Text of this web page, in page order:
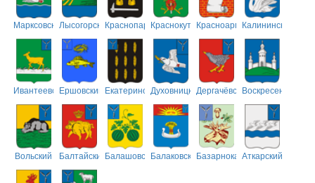
МарксовскийЛысогорскийКраснопартизанский
КраснокутскийКрасноармейский
Калининский
ИвантеевскийЕршовский ЕкатериновскийДуховницкийДергачёвскийВоскресенский
Вольский БалтайскийБалашовскийБалаковскийБазарнокарабулакский
Аткарский